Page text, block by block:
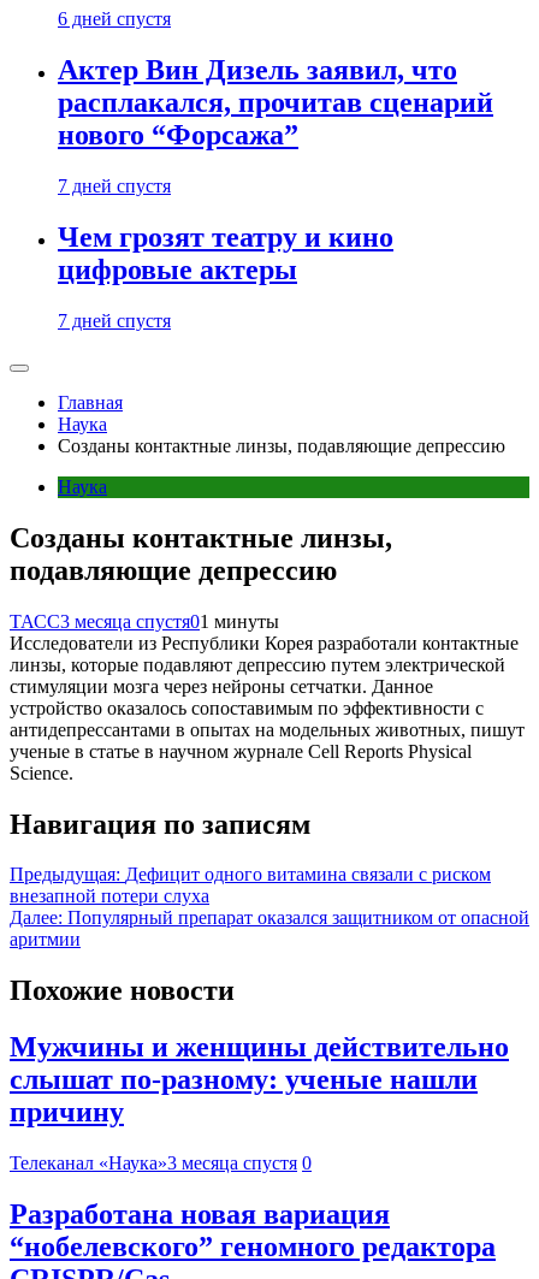
6 дней спустя
Актер Вин Дизель заявил, что
расплакался, прочитав сценарий
нового “Форсажа”
7 дней спустя
Чем грозят театру и кино
цифровые актеры
7 дней спустя
Главная
Наука
Созданы контактные линзы, подавляющие депрессию
Наука
Созданы контактные линзы,
подавляющие депрессию
ТАСС3 месяца спустя01 минуты
Исследователи из Республики Корея разработали контактные
линзы, которые подавляют депрессию путем электрической
стимуляции мозга через нейроны сетчатки. Данное
устройство оказалось сопоставимым по эффективности с
антидепрессантами в опытах на модельных животных, пишут
ученые в статье в научном журнале Cell Reports Physical
Science.
Навигация по записям
Предыдущая: Дефицит одного витамина связали с риском
внезапной потери слуха
Далее: Популярный препарат оказался защитником от опасной
аритмии
Похожие новости
Мужчины и женщины действительно
слышат по-разному: ученые нашли
причину
Телеканал «Наука»3 месяца спустя 0
Разработана новая вариация
“нобелевского” геномного редактора